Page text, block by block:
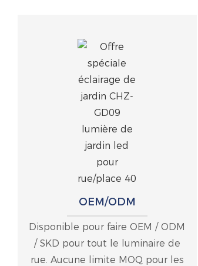
OEM/ODM
Disponible pour faire OEM / ODM
/ SKD pour tout le luminaire de
rue. Aucune limite MOQ pour les